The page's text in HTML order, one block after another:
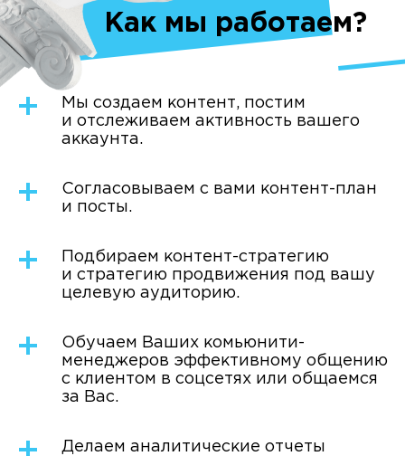
Как мы работаем?
Мы создаем контент, постим
и отслеживаем активность вашего
аккаунта.
Согласовываем с вами контент-план
и посты.
Подбираем контент-стратегию
и стратегию продвижения под вашу
целевую аудиторию.
Обучаем Ваших комьюнити-
менеджеров эффективному общению
с клиентом в соцсетях или общаемся
за Вас.
Делаем аналитические отчеты